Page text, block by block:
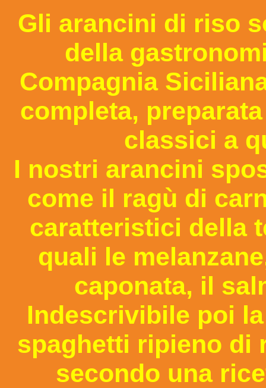
Gli arancini di riso
della
Compagnia
completa,
classici a
I nostri arancini
come il ragù di
caratteristici della
quali le
caponata, il
Indescrivibile poi
spaghetti ripieno di
secondo una